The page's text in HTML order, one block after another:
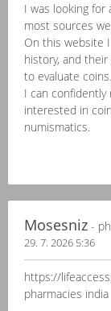
I was looking for
most sources
On this website
history, and
to evaluate coins.
I can confidently
interested in
numismatics.
Mosesniz -
29. 7. 2026 5:36
https://
pharmacies india